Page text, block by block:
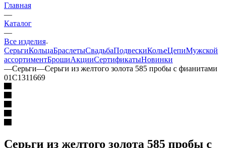
Главная
—
Каталог
—
Все изделия
СерьгиКольцаБраслетыСвадьбаПодвескиКольеЦепиМужской
ассортиментБрошиАкцииСертификатыНовинки
—Серьги—Серьги из желтого золота 585 пробы с фианитами
01С1311669
Серьги из желтого золота 585 пробы с